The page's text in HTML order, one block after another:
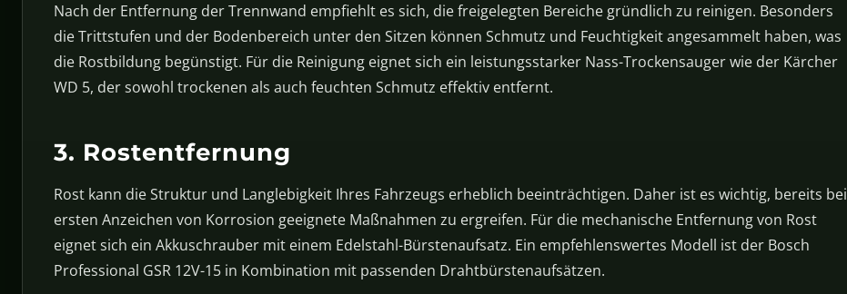
Nach der Entfernung der Trennwand empfiehlt es sich, die freigelegten Bereiche gründlich zu reinigen. Besonders
die Trittstufen und der Bodenbereich unter den Sitzen können Schmutz und Feuchtigkeit angesammelt haben, was
die Rostbildung begünstigt. Für die Reinigung eignet sich ein leistungsstarker Nass-Trockensauger wie der Kärcher
WD 5, der sowohl trockenen als auch feuchten Schmutz effektiv entfernt.
3. Rostentfernung
Rost kann die Struktur und Langlebigkeit Ihres Fahrzeugs erheblich beeinträchtigen. Daher ist es wichtig, bereits bei
ersten Anzeichen von Korrosion geeignete Maßnahmen zu ergreifen. Für die mechanische Entfernung von Rost
eignet sich ein Akkuschrauber mit einem Edelstahl-Bürstenaufsatz. Ein empfehlenswertes Modell ist der Bosch
Professional GSR 12V-15 in Kombination mit passenden Drahtbürstenaufsätzen.